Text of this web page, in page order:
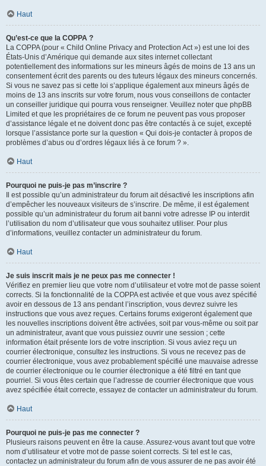
Haut
Qu’est-ce que la COPPA ?
La COPPA (pour « Child Online Privacy and Protection Act ») est une loi des
États-Unis d’Amérique qui demande aux sites internet collectant
potentiellement des informations sur les mineurs âgés de moins de 13 ans un
consentement écrit des parents ou des tuteurs légaux des mineurs concernés.
Si vous ne savez pas si cette loi s’applique également aux mineurs âgés de
moins de 13 ans inscrits sur votre forum, nous vous conseillons de contacter
un conseiller juridique qui pourra vous renseigner. Veuillez noter que phpBB
Limited et que les propriétaires de ce forum ne peuvent pas vous proposer
d’assistance légale et ne doivent donc pas être contactés à ce sujet, excepté
lorsque l’assistance porte sur la question « Qui dois-je contacter à propos de
problèmes d’abus ou d’ordres légaux liés à ce forum ? ».
Haut
Pourquoi ne puis-je pas m’inscrire ?
Il est possible qu’un administrateur du forum ait désactivé les inscriptions afin
d’empêcher les nouveaux visiteurs de s’inscrire. De même, il est également
possible qu’un administrateur du forum ait banni votre adresse IP ou interdit
l’utilisation du nom d’utilisateur que vous souhaitez utiliser. Pour plus
d’informations, veuillez contacter un administrateur du forum.
Haut
Je suis inscrit mais je ne peux pas me connecter !
Vérifiez en premier lieu que votre nom d’utilisateur et votre mot de passe soient
corrects. Si la fonctionnalité de la COPPA est activée et que vous avez spécifié
avoir en dessous de 13 ans pendant l’inscription, vous devrez suivre les
instructions que vous avez reçues. Certains forums exigeront également que
les nouvelles inscriptions doivent être activées, soit par vous-même ou soit par
un administrateur, avant que vous puissiez ouvrir une session ; cette
information était présente lors de votre inscription. Si vous aviez reçu un
courrier électronique, consultez les instructions. Si vous ne recevez pas de
courrier électronique, vous avez probablement spécifié une mauvaise adresse
de courrier électronique ou le courrier électronique a été filtré en tant que
pourriel. Si vous êtes certain que l’adresse de courrier électronique que vous
avez spécifiée était correcte, essayez de contacter un administrateur du forum.
Haut
Pourquoi ne puis-je pas me connecter ?
Plusieurs raisons peuvent en être la cause. Assurez-vous avant tout que votre
nom d’utilisateur et votre mot de passe soient corrects. Si tel est le cas,
contactez un administrateur du forum afin de vous assurer de ne pas avoir été